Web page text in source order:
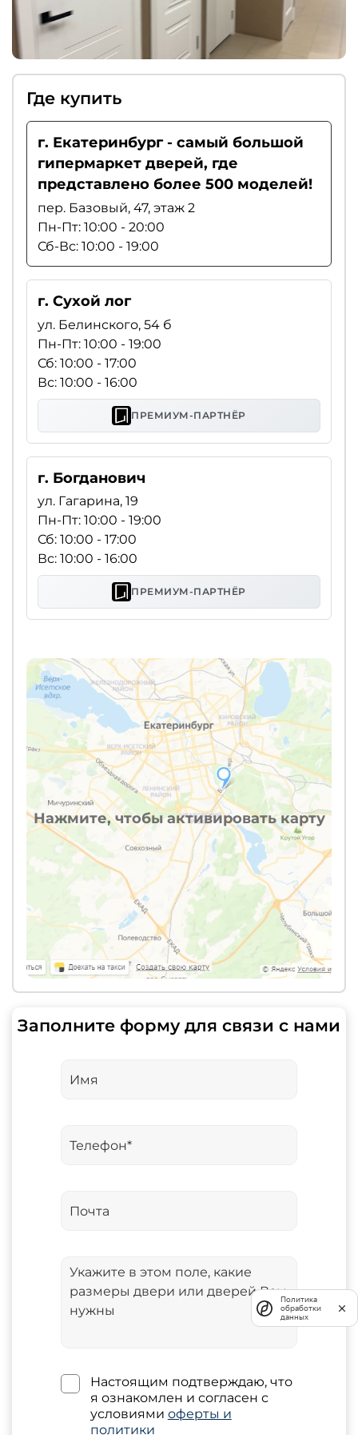
Нажмите, чтобы активировать карту
Где купить
г. Екатеринбург - самый большой
гипермаркет дверей, где
представлено более 500 моделей!
пер. Базовый, 47, этаж 2
Пн-Пт: 10:00 - 20:00
Сб-Вс: 10:00 - 19:00
г. Сухой лог
ул. Белинского, 54 б
Пн-Пт: 10:00 - 19:00
Сб: 10:00 - 17:00
Вс: 10:00 - 16:00
ПРЕМИУМ-ПАРТНЁР
г. Богданович
ул. Гагарина, 19
Пн-Пт: 10:00 - 19:00
Сб: 10:00 - 17:00
Вс: 10:00 - 16:00
ПРЕМИУМ-ПАРТНЁР
Заполните форму для связи с нами
Настоящим подтверждаю, что
я ознакомлен и согласен с
условиями оферты и
политики
Политика
обработки
данных